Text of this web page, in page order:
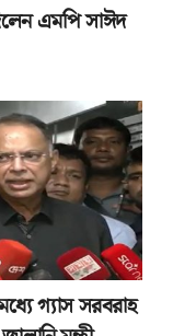
এমপি সাঈদ
গ্যাস সরবরাহ